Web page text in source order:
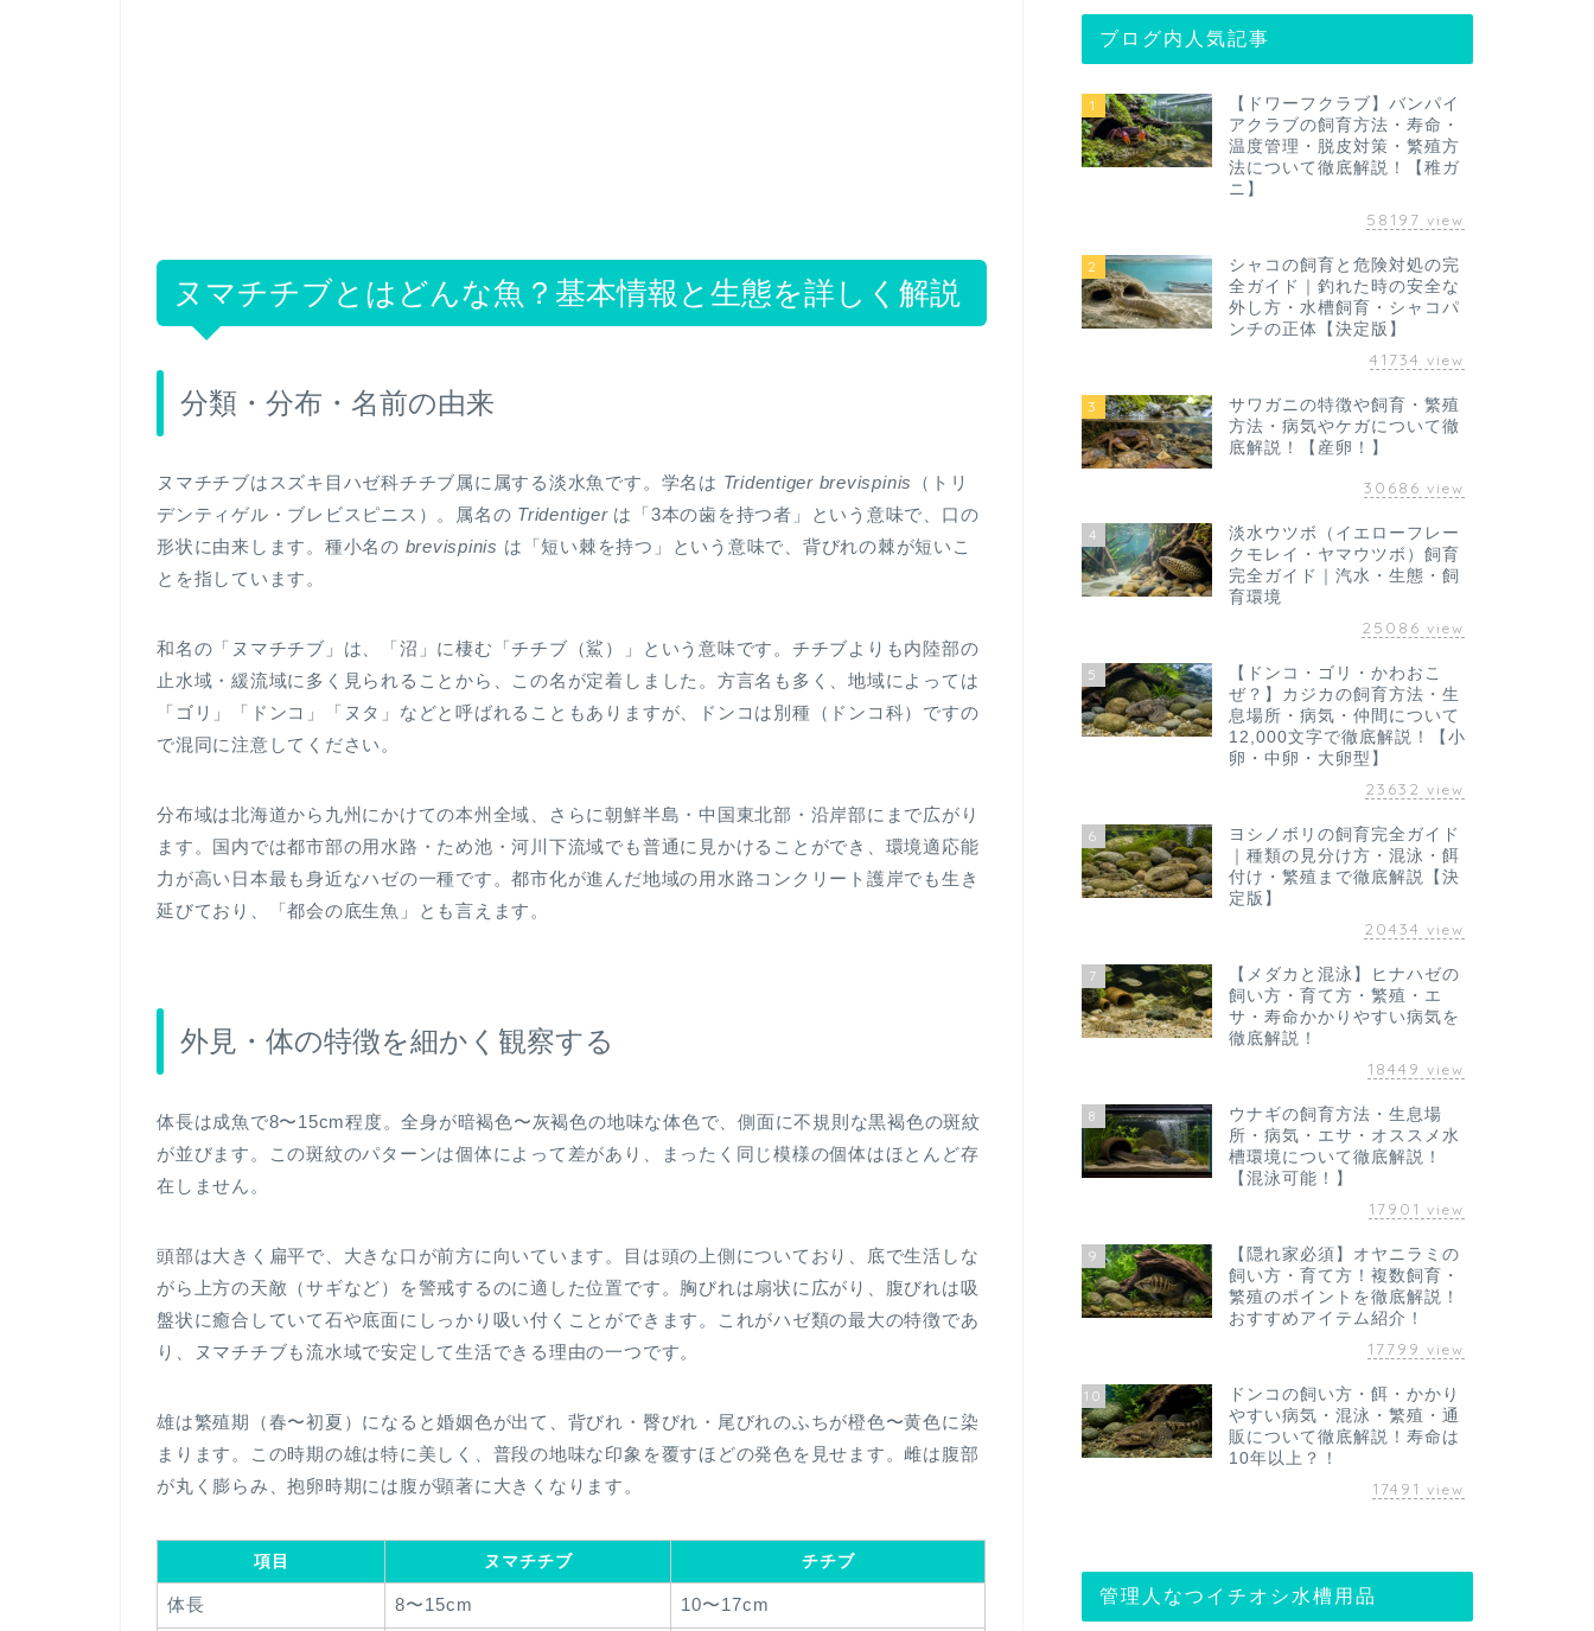
ヌマチチブとはどんな魚？基本情報と生態を詳しく解説
分類・分布・名前の由来
ヌマチチブはスズキ目ハゼ科チチブ属に属する淡水魚です。学名は Tridentiger brevispinis
（トリ
デンティゲル・ブレビスピニス）。属名の Tridentigerは「3本の歯を持つ者」という意味で、口の
形状に由来します。種小名の brevispinis は「短い棘を持つ」という意味で、背びれの棘が短いこ
とを指しています。
和名の「ヌマチチブ」は、「沼」に棲む「チチブ（鯊）」という意味です。チチブよりも内陸部の
止水域・緩流域に多く見られることから、この名が定着しました。方言名も多く、地域によっては
「ゴリ」「ドンコ」「ヌタ」などと呼ばれることもありますが、ドンコは別種（ドンコ科）ですの
で混同に注意してください。
分布域は北海道から九州にかけての本州全域、さらに朝鮮半島・中国東北部・沿岸部にまで広がり
ます。国内では都市部の用水路・ため池・河川下流域でも普通に見かけることができ、環境適応能
力が高い日本最も身近なハゼの一種です。都市化が進んだ地域の用水路コンクリート護岸でも生き
延びており、「都会の底生魚」とも言えます。
外見・体の特徴を細かく観察する
体長は成魚で8〜15cm程度。全身が暗褐色〜灰褐色の地味な体色で、側面に不規則な黒褐色の斑紋
が並びます。この斑紋のパターンは個体によって差があり、まったく同じ模様の個体はほとんど存
在しません。
頭部は大きく扁平で、大きな口が前方に向いています。目は頭の上側についており、底で生活しな
がら上方の天敵（サギなど）を警戒するのに適した位置です。胸びれは扇状に広がり、腹びれは吸
盤状に癒合していて石や底面にしっかり吸い付くことができます。これがハゼ類の最大の特徴であ
り、ヌマチチブも流水域で安定して生活できる理由の一つです。
雄は繁殖期（春〜初夏）になると婚姻色が出て、背びれ・臀びれ・尾びれのふちが橙色〜黄色に染
まります。この時期の雄は特に美しく、普段の地味な印象を覆すほどの発色を見せます。雌は腹部
が丸く膨らみ、抱卵時期には腹が顕著に大きくなります。
項目 ヌマチチブ チチブ
体長 8〜15cm 10〜17cm
ブログ内人気記事
1
【ドワーフクラブ】バンパイ
アクラブの飼育方法・寿命・
温度管理・脱皮対策・繁殖方
法について徹底解説！【稚ガ
ニ】
58197 view
2
シャコの飼育と危険対処の完
全ガイド｜釣れた時の安全な
外し方・水槽飼育・シャコパ
ンチの正体【決定版】
41734 view
3
サワガニの特徴や飼育・繁殖
方法・病気やケガについて徹
底解説！【産卵！】
30686 view
4
淡水ウツボ（イエローフレー
クモレイ・ヤマウツボ）飼育
完全ガイド｜汽水・生態・飼
育環境
25086 view
5
【ドンコ・ゴリ・かわおこ
ぜ？】カジカの飼育方法・生
息場所・病気・仲間について
12,000文字で徹底解説！【小
卵・中卵・大卵型】
23632 view
6
ヨシノボリの飼育完全ガイド
｜種類の見分け方・混泳・餌
付け・繁殖まで徹底解説【決
定版】
20434 view
7
【メダカと混泳】ヒナハゼの
飼い方・育て方・繁殖・エ
サ・寿命かかりやすい病気を
徹底解説！
18449 view
8
ウナギの飼育方法・生息場
所・病気・エサ・オススメ水
槽環境について徹底解説！
【混泳可能！】
17901 view
9
【隠れ家必須】オヤニラミの
飼い方・育て方！複数飼育・
繁殖のポイントを徹底解説！
おすすめアイテム紹介！
17799 view
10
ドンコの飼い方・餌・かかり
やすい病気・混泳・繁殖・通
販について徹底解説！寿命は
10年以上？！
17491 view
管理人なつイチオシ水槽用品